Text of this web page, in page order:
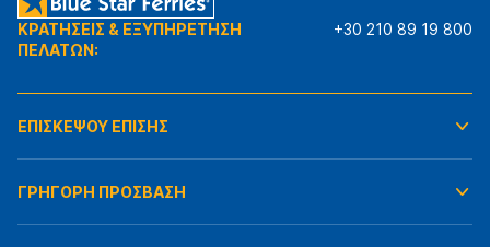
ΚΡΑΤΗΣΕΙΣ & ΕΞΥΠΗΡΕΤΗΣΗ
ΠΕΛΑΤΩΝ:
+30 210 89 19 800
ΕΠΙΣΚΕΨΟΥ ΕΠΙΣΗΣ
ΓΡΗΓΟΡΗ ΠΡΟΣΒΑΣΗ